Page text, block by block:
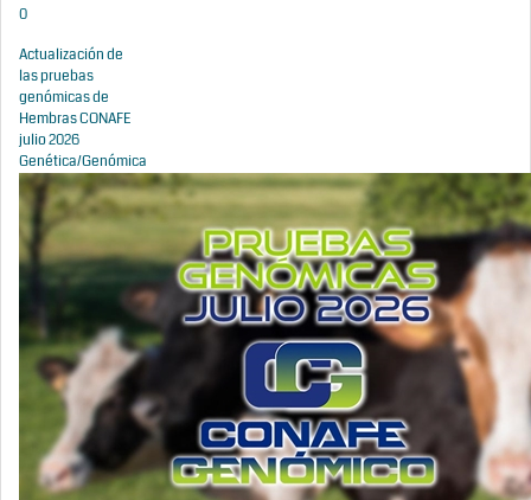
0
Actualización de
las pruebas
genómicas de
Hembras CONAFE
julio 2026
Genética/Genómica